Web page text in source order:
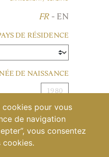
FR - EN
DE RÉSIDENCE
DE NAISSANCE
VALIDER
LES PARCELLES
pour vous
de navigation
vous consentez
cookies.